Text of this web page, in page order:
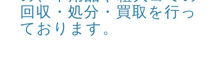
回収・処分・買取を行っ
ております。